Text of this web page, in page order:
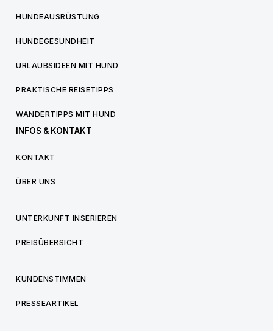
HUNDEAUSRÜSTUNG
HUNDEGESUNDHEIT
URLAUBSIDEEN MIT HUND
PRAKTISCHE REISETIPPS
WANDERTIPPS MIT HUND
INFOS & KONTAKT
KONTAKT
ÜBER UNS
UNTERKUNFT INSERIEREN
PREISÜBERSICHT
KUNDENSTIMMEN
PRESSEARTIKEL